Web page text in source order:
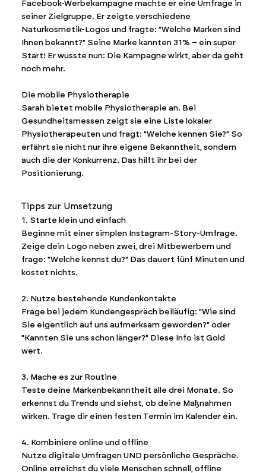
Facebook-Werbekampagne machte er eine Umfrage in
seiner Zielgruppe. Er zeigte verschiedene
Naturkosmetik-Logos und fragte: "Welche Marken sind
Ihnen bekannt?" Seine Marke kannten 31% – ein super
Start! Er wusste nun: Die Kampagne wirkt, aber da geht
noch mehr.
Die mobile Physiotherapie
Sarah bietet mobile Physiotherapie an. Bei
Gesundheitsmessen zeigt sie eine Liste lokaler
Physiotherapeuten und fragt: "Welche kennen Sie?" So
erfährt sie nicht nur ihre eigene Bekanntheit, sondern
auch die der Konkurrenz. Das hilft ihr bei der
Positionierung.
Tipps zur Umsetzung
1. Starte klein und einfach
Beginne mit einer simplen Instagram-Story-Umfrage.
Zeige dein Logo neben zwei, drei Mitbewerbern und
frage: "Welche kennst du?" Das dauert fünf Minuten und
kostet nichts.
2. Nutze bestehende Kundenkontakte
Frage bei jedem Kundengespräch beiläufig: "Wie sind
Sie eigentlich auf uns aufmerksam geworden?" oder
"Kannten Sie uns schon länger?" Diese Info ist Gold
wert.
3. Mache es zur Routine
Teste deine Markenbekanntheit alle drei Monate. So
erkennst du Trends und siehst, ob deine Maßnahmen
wirken. Trage dir einen festen Termin im Kalender ein.
4. Kombiniere online und offline
Nutze digitale Umfragen UND persönliche Gespräche.
Online erreichst du viele Menschen schnell, offline